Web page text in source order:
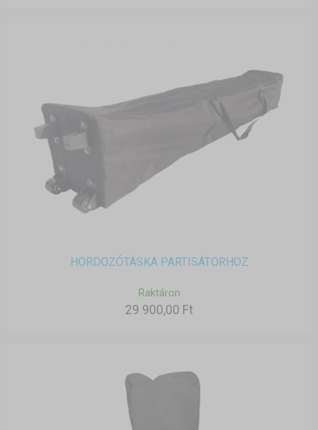
HORDOZÓTÁSKA PARTISÁTORHOZ
Raktáron
29 900,00 Ft